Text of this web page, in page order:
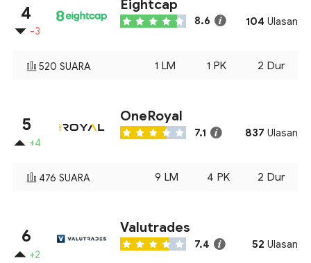
4
-3
Eightcap
8.6 104 Ulasan
520 SUARA 1 LM 1 PK 2 Dur
5
+4
OneRoyal
7.1 837 Ulasan
476 SUARA 9 LM 4 PK 2 Dur
6
+2
Valutrades
7.4 52 Ulasan